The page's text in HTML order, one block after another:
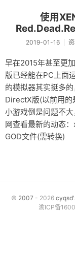
使用
2019-01-16
早在2015年甚至更
版已经能在PC上面
的模拟器其实挺多
DirectX版(以前用的
小游戏倒是问题不
网查看最新的动态
GOD文件(需转换)
© 2007 - 2026
渝ICP备